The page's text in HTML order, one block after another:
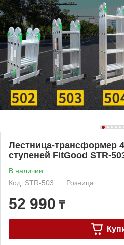
Лестница-трансформер
ступеней FitGood STR-
В наличии
Код: STR-503
Розница
52 990 ₸